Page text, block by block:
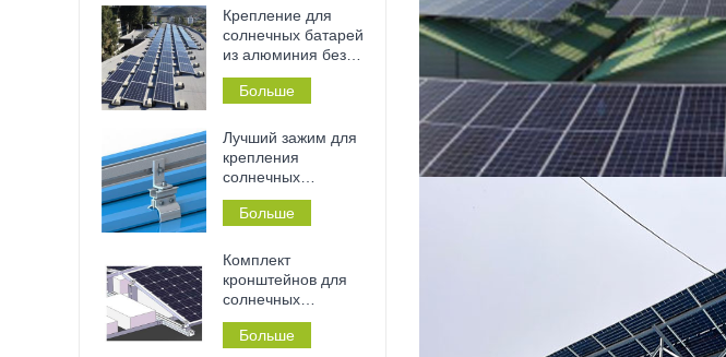
установки без
инструментов на
металлические
Крепление для
солнечных батарей
из алюминия без
сверления на
плоскую бетонную
для дома или
коммерческого
здания.
Больше
Лучший зажим для
крепления
солнечных
панелей на
жестяной крыше с
соединением.
Больше
Комплект
кронштейнов для
солнечных
панелей на
плоской крыше без
Больше